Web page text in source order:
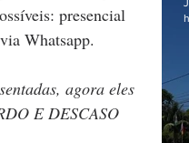
presencial
Whatsapp.
agora eles
E DESCASO